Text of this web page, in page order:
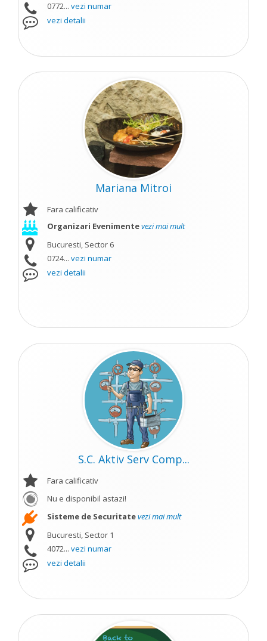
0772... vezi numar
vezi detalii
Mariana Mitroi
Fara calificativ
Organizari Evenimentevezi mai mult
Bucuresti, Sector 6
0724... vezi numar
vezi detalii
S.C. Aktiv Serv Comp...
Fara calificativ
Nu e disponibil astazi!
Sisteme de Securitatevezi mai mult
Bucuresti, Sector 1
4072... vezi numar
vezi detalii